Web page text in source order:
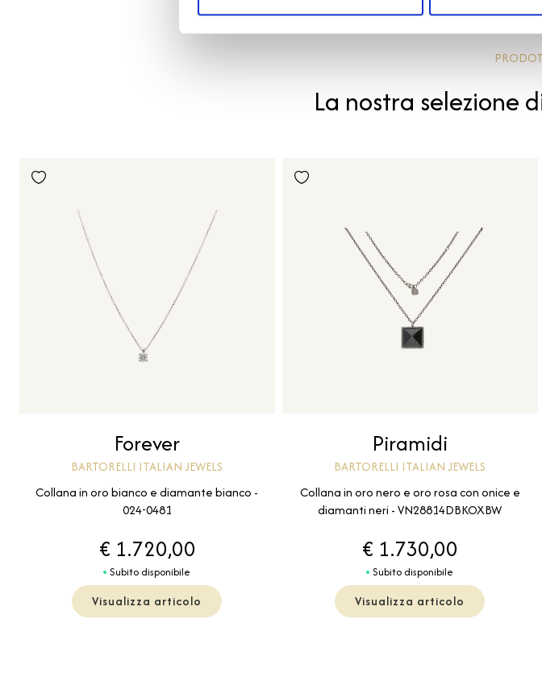
La nostra selezione
Forever
BARTORELLI ITALIAN JEWELS
Collana in oro bianco e diamante bianco -
024-0481
€ 1.720,00
Subito disponibile
Visualizza articolo
Piramidi
BARTORELLI ITALIAN JEWELS
Collana in oro nero e oro rosa con onice e
diamanti neri - VN28814DBKOXBW
€ 1.730,00
Subito disponibile
Visualizza articolo